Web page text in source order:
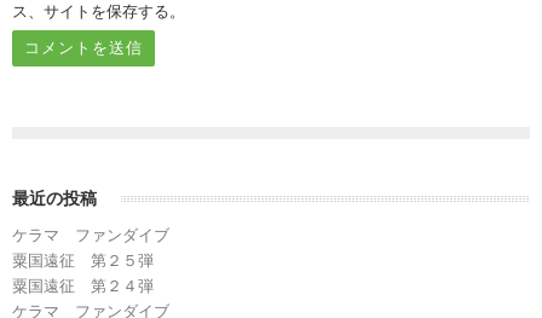
ス、サイトを保存する。
最近の投稿
ケラマ ファンダイブ
粟国遠征 第２５弾
粟国遠征 第２４弾
ケラマ ファンダイブ